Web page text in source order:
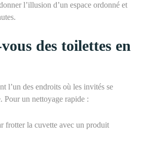
l’illusion d’un espace ordonné et
des toilettes en
l’un des endroits où les invités se
Pour un nettoyage rapide :
frotter la cuvette avec un produit